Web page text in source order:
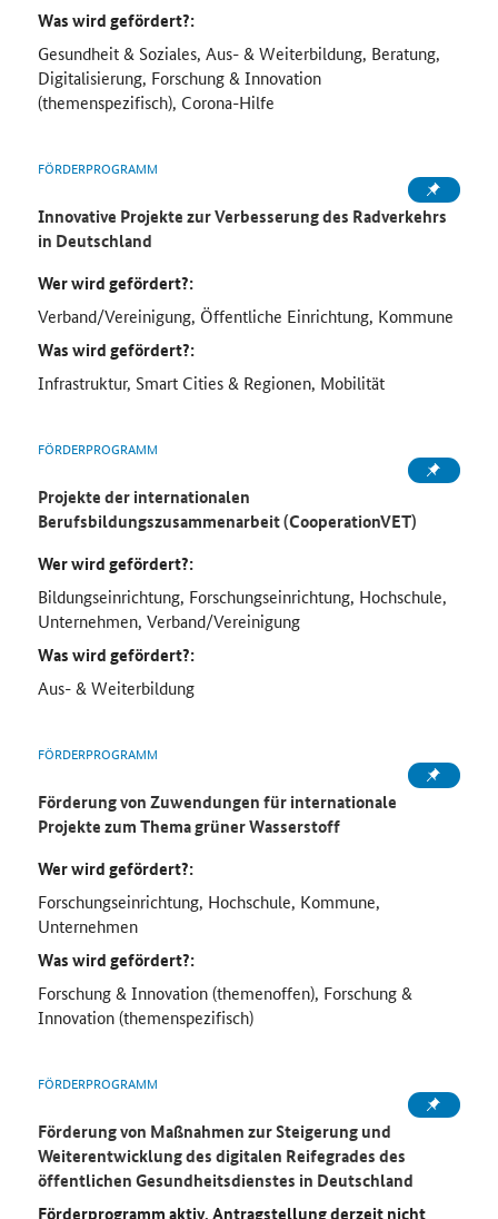
Was wird gefördert?:
Gesundheit & Soziales, Aus- & Weiterbildung, Beratung,
Digitalisierung, Forschung & Innovation
(themenspezifisch), Corona-Hilfe
FÖRDERPROGRAMM
Innovative Projekte zur Verbesserung des Radverkehrs
in Deutschland
Wer wird gefördert?:
Verband/Vereinigung, Öffentliche Einrichtung, Kommune
Was wird gefördert?:
Infrastruktur, Smart Cities & Regionen, Mobilität
FÖRDERPROGRAMM
Projekte der internationalen
Berufsbildungszusammenarbeit (CooperationVET)
Wer wird gefördert?:
Bildungseinrichtung, Forschungseinrichtung, Hochschule,
Unternehmen, Verband/Vereinigung
Was wird gefördert?:
Aus- & Weiterbildung
FÖRDERPROGRAMM
Förderung von Zuwendungen für internationale
Projekte zum Thema grüner Wasserstoff
Wer wird gefördert?:
Forschungseinrichtung, Hochschule, Kommune,
Unternehmen
Was wird gefördert?:
Forschung & Innovation (themenoffen), Forschung &
Innovation (themenspezifisch)
FÖRDERPROGRAMM
Förderung von Maßnahmen zur Steigerung und
Weiterentwicklung des digitalen Reifegrades des
öffentlichen Gesundheitsdienstes in Deutschland
Förderprogramm aktiv, Antragstellung derzeit nicht